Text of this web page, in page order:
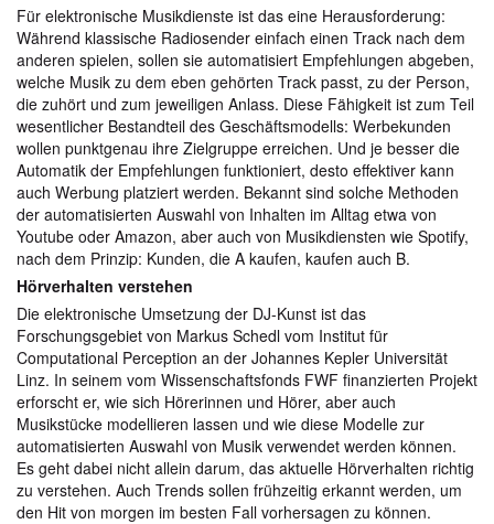
Für elektronische Musikdienste ist das eine Herausforderung:
Während klassische Radiosender einfach einen Track nach dem
anderen spielen, sollen sie automatisiert Empfehlungen abgeben,
welche Musik zu dem eben gehörten Track passt, zu der Person,
die zuhört und zum jeweiligen Anlass. Diese Fähigkeit ist zum Teil
wesentlicher Bestandteil des Geschäftsmodells: Werbekunden
wollen punktgenau ihre Zielgruppe erreichen. Und je besser die
Automatik der Empfehlungen funktioniert, desto effektiver kann
auch Werbung platziert werden. Bekannt sind solche Methoden
der automatisierten Auswahl von Inhalten im Alltag etwa von
Youtube oder Amazon, aber auch von Musikdiensten wie Spotify,
nach dem Prinzip: Kunden, die A kaufen, kaufen auch B.
Hörverhalten verstehen
Die elektronische Umsetzung der DJ-Kunst ist das
Forschungsgebiet von Markus Schedl vom Institut für
Computational Perception an der Johannes Kepler Universität
Linz. In seinem vom Wissenschaftsfonds FWF finanzierten Projekt
erforscht er, wie sich Hörerinnen und Hörer, aber auch
Musikstücke modellieren lassen und wie diese Modelle zur
automatisierten Auswahl von Musik verwendet werden können.
Es geht dabei nicht allein darum, das aktuelle Hörverhalten richtig
zu verstehen. Auch Trends sollen frühzeitig erkannt werden, um
den Hit von morgen im besten Fall vorhersagen zu können.